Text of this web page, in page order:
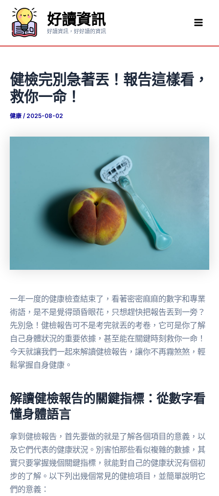
要
好讀資訊
好讀資訊，好好讀的資訊
健檢完別急著丟！報告這樣看，
救你一命！
健康 / 2025-08-02
一年一度的健康檢查結束了，看著密密麻麻的數字和專業
術語，是不是覺得頭昏眼花，只想趕快把報告丟到一旁？
先別急！健檢報告可不是考完就丟的考卷，它可是你了解
自己身體狀況的重要依據，甚至能在關鍵時刻救你一命！
今天就讓我們一起來解讀健檢報告，讓你不再霧煞煞，輕
鬆掌握自身健康。
解讀健檢報告的關鍵指標：從數字看
懂身體語言
拿到健檢報告，首先要做的就是了解各個項目的意義，以
及它們代表的健康狀況。別害怕那些看似複雜的數據，其
實只要掌握幾個關鍵指標，就能對自己的健康狀況有個初
步的了解。以下列出幾個常見的健檢項目，並簡單說明它
們的意義：